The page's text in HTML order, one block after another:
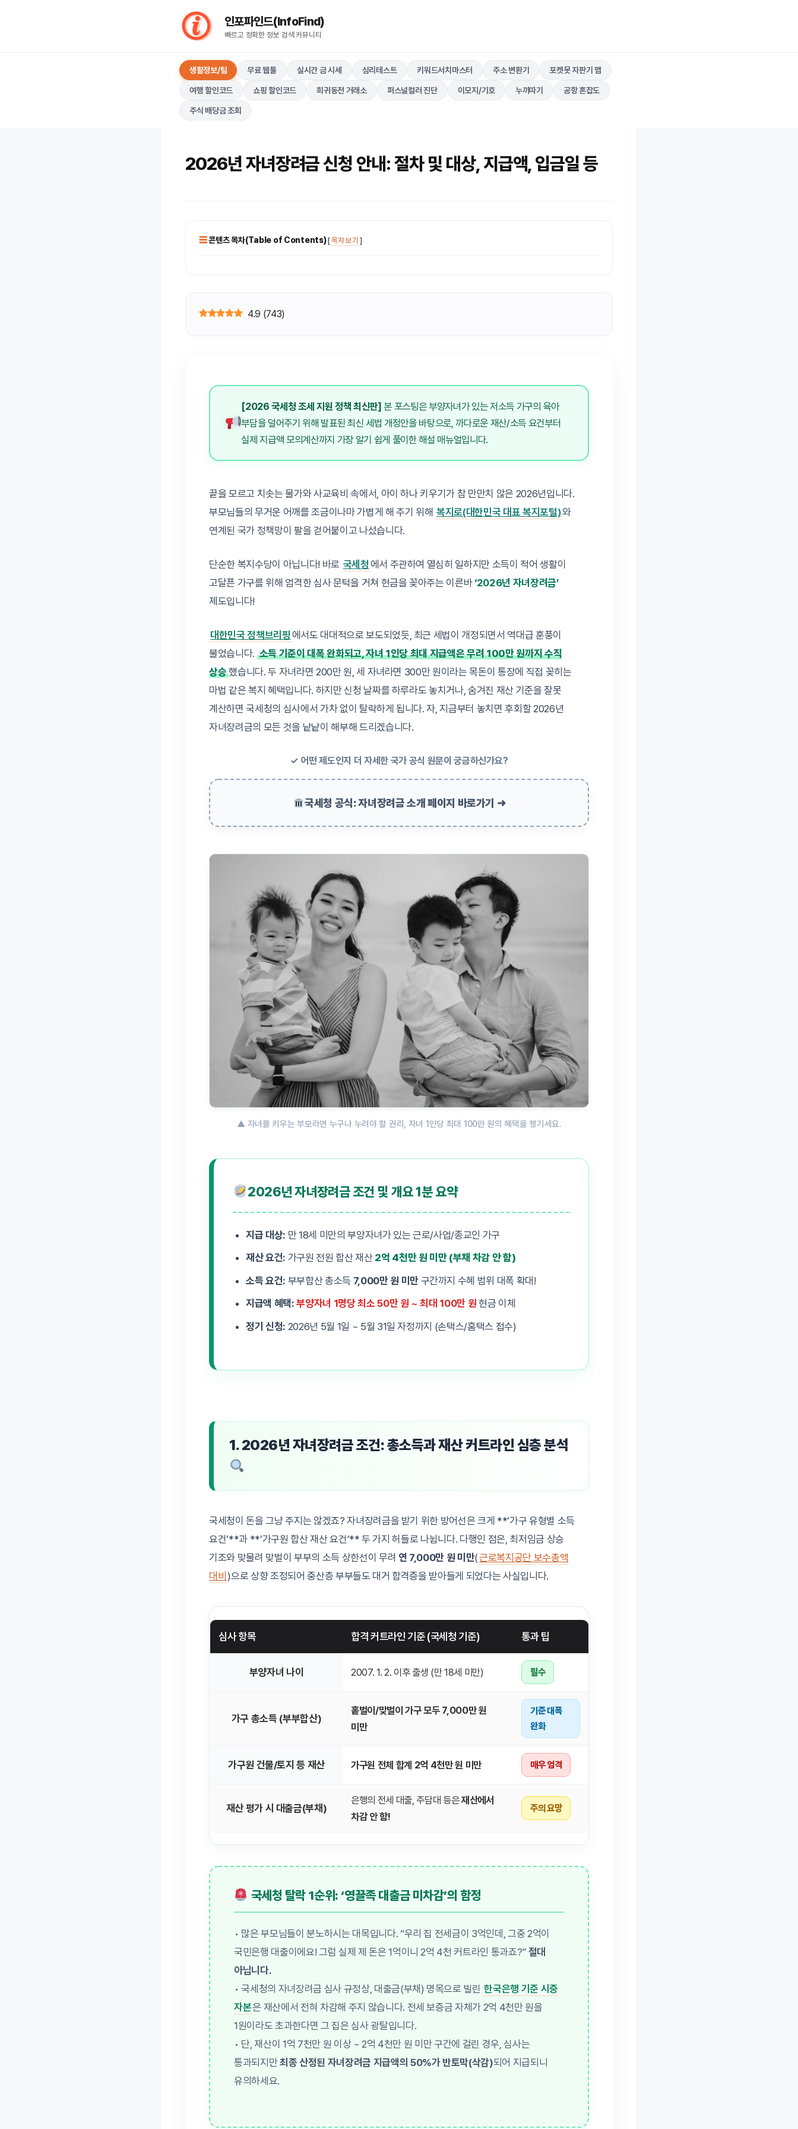
인포파인드(InfoFind)​​​​
빠르고 정확한 정보 검색 커뮤니티
생활정보/팁 무료 웹툴 실시간 금 시세 심리테스트 키워드서치마스터 주소 변환기 포켓못 자판기 맵
여행 할인코드 쇼핑 할인코드 희귀동전 거래소 퍼스널컬러 진단 이모지/기호 누끼따기 공항 혼잡도
주식 배당금 조회
2026년 자녀장려금 신청 안내: 절차 및 대상, 지급액, 입금일 등
콘텐츠 목차(Table of Contents)[목차 보기 ]
4.9 (743)
[2026 국세청 조세 지원 정책 최신판] 본 포스팅은 부양자녀가 있는 저소득 가구의 육아
부담을 덜어주기 위해 발표된 최신 세법 개정안을 바탕으로, 까다로운 재산/소득 요건부터
실제 지급액 모의계산까지 가장 알기 쉽게 풀이한 해설 매뉴얼입니다.
끝을 모르고 치솟는 물가와 사교육비 속에서, 아이 하나 키우기가 참 만만치 않은 2026년입니다.
부모님들의 무거운 어깨를 조금이나마 가볍게 해 주기 위해 복지로(대한민국 대표 복지포털)와
연계된 국가 정책망이 팔을 걷어붙이고 나섰습니다.
단순한 복지수당이 아닙니다! 바로 국세청 에서 주관하여 열심히 일하지만 소득이 적어 생활이
고달픈 가구를 위해 엄격한 심사 문턱을 거쳐 현금을 꽂아주는 이른바‘2026년 자녀장려금’
제도입니다!
대한민국 정책브리핑 에서도 대대적으로 보도되었듯, 최근 세법이 개정되면서 역대급 훈풍이
불었습니다. 소득 기준이 대폭 완화되고, 자녀 1인당 최대 지급액은 무려 100만 원까지 수직
상승 했습니다. 두 자녀라면 200만 원, 세 자녀라면 300만 원이라는 목돈이 통장에 직접 꽂히는
마법 같은 복지 혜택입니다. 하지만 신청 날짜를 하루라도 놓치거나, 숨겨진 재산 기준을 잘못
계산하면 국세청의 심사에서 가차 없이 탈락하게 됩니다. 자, 지금부터 놓치면 후회할 2026년
자녀장려금의 모든 것을 낱낱이 해부해 드리겠습니다.
✓ 어떤 제도인지 더 자세한 국가 공식 원문이 궁금하신가요?
국세청 공식: 자녀장려금 소개 페이지 바로가기 ➜
▲ 자녀를 키우는 부모라면 누구나 누려야 할 권리, 자녀 1인당 최대 100만 원의 혜택을 챙기세요.
2026년 자녀장려금 조건 및 개요 1분 요약
지급 대상: 만 18세 미만의 부양자녀가 있는 근로/사업/종교인 가구
재산 요건: 가구원 전원 합산 재산 2억 4천만 원 미만 (부채 차감 안 함)
소득 요건: 부부합산 총소득 7,000만 원 미만구간까지 수혜 범위 대폭 확대!
지급액 혜택: 부양자녀 1명당 최소 50만 원 ~ 최대 100만 원 현금 이체
정기 신청: 2026년 5월 1일 ~ 5월 31일 자정까지 (손택스/홈택스 접수)
1. 2026년 자녀장려금 조건: 총소득과 재산 커트라인 심층 분석
국세청이 돈을 그냥 주지는 않겠죠? 자녀장려금을 받기 위한 방어선은 크게 **’가구 유형별 소득
요건’**과 **’가구원 합산 재산 요건’** 두 가지 허들로 나뉩니다. 다행인 점은, 최저임금 상승
기조와 맞물려 맞벌이 부부의 소득 상한선이 무려 연 7,000만 원 미만(근로복지공단 보수총액
대비 )으로 상향 조정되어 중산층 부부들도 대거 합격증을 받아들게 되었다는 사실입니다.
심사 항목 합격 커트라인 기준 (국세청 기준) 통과 팁
부양자녀 나이 2007. 1. 2. 이후 출생 (만 18세 미만) 필수
가구 총소득 (부부합산)
홑벌이/맞벌이 가구 모두 7,000만 원
미만
기준 대폭
완화
가구원 건물/토지 등 재산 가구원 전체 합계 2억 4천만 원 미만 매우 엄격
재산 평가 시 대출금(부채)
은행의 전세 대출, 주담대 등은재산에서
차감 안 함!
주의 요망
국세청 탈락 1순위: ‘영끌족 대출금 미차감’의 함정
• 많은 부모님들이 분노하시는 대목입니다. “우리 집 전세금이 3억인데, 그중 2억이
국민은행 대출이에요! 그럼 실제 제 돈은 1억이니 2억 4천 커트라인 통과죠?” 절대
아닙니다.
• 국세청의 자녀장려금 심사 규정상, 대출금(부채) 명목으로 빌린 한국은행 기준 시중
자본은 재산에서 전혀 차감해 주지 않습니다. 전세 보증금 자체가 2억 4천만 원을
1원이라도 초과한다면 그 집은 심사 광탈입니다.
• 단, 재산이 1억 7천만 원 이상 ~ 2억 4천만 원 미만 구간에 걸린 경우, 심사는
통과되지만최종 산정된 자녀장려금 지급액의 50%가 반토막(삭감)되어 지급되니
유의하세요.